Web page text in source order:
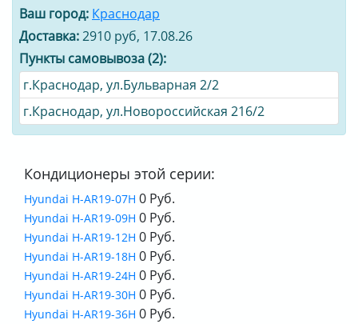
Ваш город: Краснодар
Доставка:2910 руб, 17.08.26
Пункты самовывоза (2):
г.Краснодар, ул.Бульварная 2/2
г.Краснодар, ул.Новороссийская 216/2
Кондиционеры этой серии:
Hyundai H-AR19-07H 0 Руб.
Hyundai H-AR19-09H 0 Руб.
Hyundai H-AR19-12H 0 Руб.
Hyundai H-AR19-18H 0 Руб.
Hyundai H-AR19-24H 0 Руб.
Hyundai H-AR19-30H 0 Руб.
Hyundai H-AR19-36H 0 Руб.